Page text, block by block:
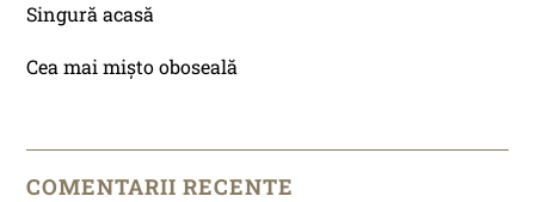
Singură acasă
Cea mai mișto oboseală
COMENTARII RECENTE